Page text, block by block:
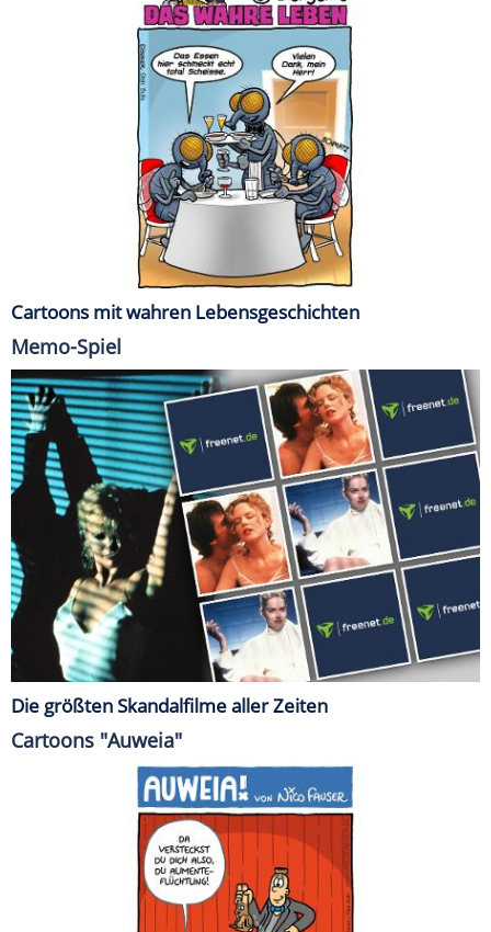
Cartoons mit wahren Lebensgeschichten
Memo-Spiel
Die größten Skandalfilme aller Zeiten
Cartoons "Auweia"